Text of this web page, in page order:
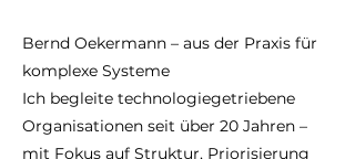
Bernd Oekermann – aus der Praxis für
komplexe Systeme
Ich begleite technologiegetriebene
Organisationen seit über 20 Jahren –
mit Fokus auf Struktur, Priorisierung